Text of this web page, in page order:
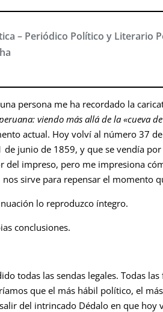
– Periódico Político y Literario
persona me ha recordado la
viendo más allá de la«cueva
actual. Hoy volví al número 37
de junio de 1859, y que se vendía
del impreso, pero me impresiona
sirve para repensar el momento
lo reproduzco íntegro.
conclusiones.
todas las sendas legales. Todas
que el más hábil político, el
del intrincado Dédalo en que hoy